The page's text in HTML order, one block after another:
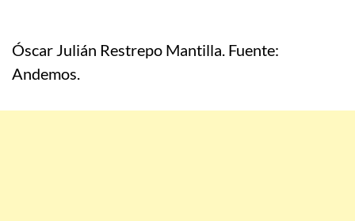
Óscar Julián Restrepo Mantilla. Fuente:
Andemos.